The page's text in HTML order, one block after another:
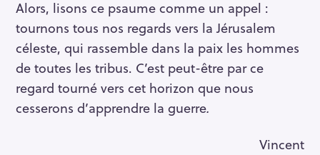
Alors, lisons ce psaume comme un appel :
tournons tous nos regards vers la Jérusalem
céleste, qui rassemble dans la paix les hommes
de toutes les tribus. C’est peut-être par ce
regard tourné vers cet horizon que nous
cesserons d’apprendre la guerre.
Vincent